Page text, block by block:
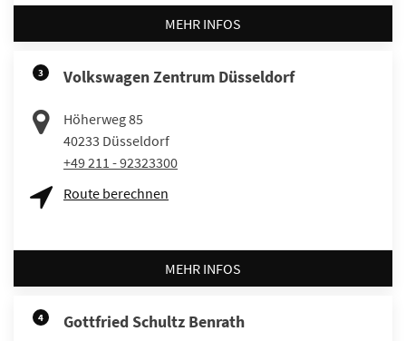
MEHR INFOS
3 Volkswagen Zentrum Düsseldorf
Höherweg 85
40233 Düsseldorf
+49 211 - 92323300
Route berechnen
MEHR INFOS
4 Gottfried Schultz Benrath